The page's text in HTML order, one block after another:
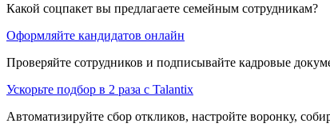
Какой соцпакет вы предлагаете семейным сотрудникам?
Оформляйте кандидатов онлайн
Проверяйте сотрудников и подписывайте кадровые
Ускорьте подбор в 2 раза с Talantix
Автоматизируйте сбор откликов, настройте воронку,